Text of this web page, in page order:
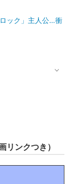
ック」主人公…衝
リンクつき）